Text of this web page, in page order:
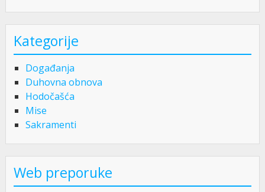
Kategorije
Događanja
Duhovna obnova
Hodočašća
Mise
Sakramenti
Web preporuke